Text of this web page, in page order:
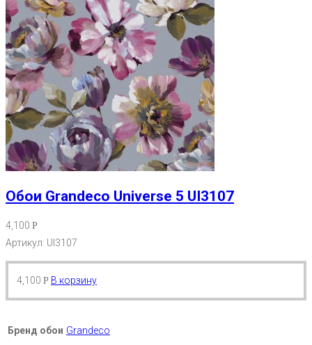
Обои Grandeco Universe 5 UI3107
4,100 Р
Артикул: UI3107
4,100 Р В корзину
Бренд обои Grandeco